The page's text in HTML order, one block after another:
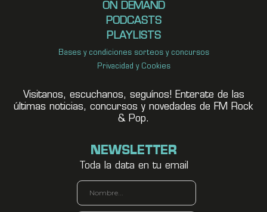
ON DEMAND
PODCASTS
PLAYLISTS
Bases y condiciones sorteos y concursos
Privacidad y Cookies
Visitanos, escuchanos, seguínos! Enterate de las
últimas noticias, concursos y novedades de FM Rock
& Pop.
NEWSLETTER
Toda la data en tu email